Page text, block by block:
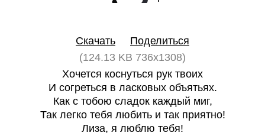
Скачать
Поделиться
(124.13 KB 736x1308)
Хочется коснуться рук твоих
И согреться в ласковых объятьях.
Как с тобою сладок каждый миг,
Так легко тебя любить и так приятно!
Лиза, я люблю тебя!